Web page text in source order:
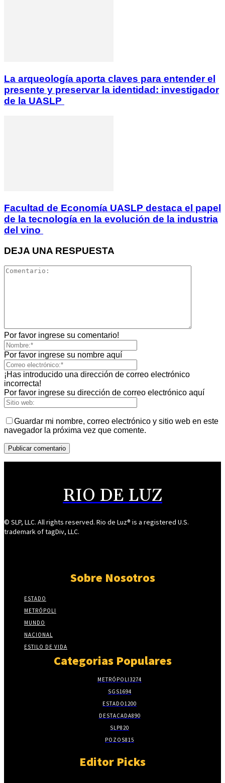
La arqueología aporta claves para entender el
presente y preservar la identidad: investigador
de la UASLP
Facultad de Economía UASLP destaca el papel
de la tecnología en la evolución de la industria
del vino
DEJA UNA RESPUESTA
Por favor ingrese su comentario!
Por favor ingrese su nombre aquí
¡Has introducido una dirección de correo electrónico
incorrecta!
Por favor ingrese su dirección de correo electrónico aquí
Guardar mi nombre, correo electrónico y sitio web en este
navegador la próxima vez que comente.
RIO DE LUZ
© SLP, LLC. All rights reserved. Rio de Luz® is a registered U.S.
trademark of tagDiv, LLC.
Sobre Nosotros
ESTADO
METRÓPOLI
MUNDO
NACIONAL
ESTILO DE VIDA
Categorias Populares
METRÓPOLI3274
SGS1694
ESTADO1200
DESTACADA890
SLP820
POZOS815
Editor Picks